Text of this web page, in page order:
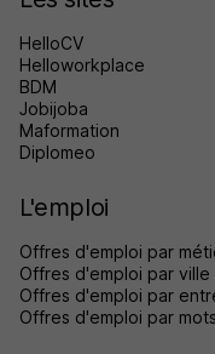
HelloCV
Helloworkplace
BDM
Jobijoba
Maformation
Diplomeo
L'emploi
Offres d'emploi par
Offres d'emploi par ville
Offres d'emploi par
Offres d'emploi par